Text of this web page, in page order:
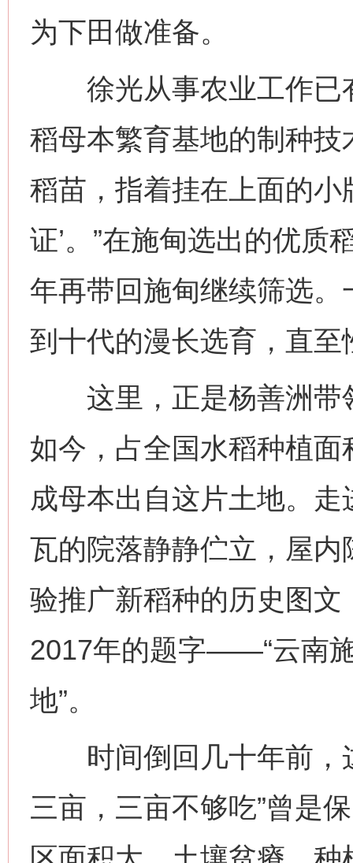
为下田做准备。
徐光从事农业工作已
稻母本繁育基地的制种
稻苗，指着挂在上面的小
证’。”在施甸选出的优质
年再带回施甸继续筛选
到十代的漫长选育，直
这里，正是杨善洲带
如今，占全国水稻种植
成母本出自这片土地。
瓦的院落静静伫立，屋
验推广新稻种的历史图
2017年的题字——“云南
地”。
时间倒回几十年前，
三亩，三亩不够吃”曾是